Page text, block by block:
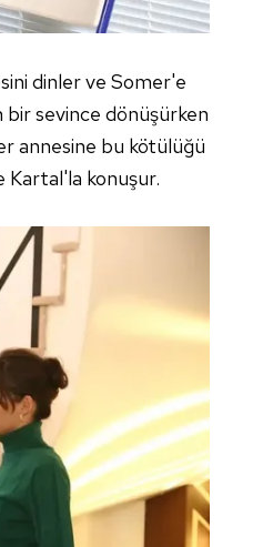
dinler ve Somer'e
bir sevince dönüşürken
annesine bu kötülüğü
Kartal'la konuşur.